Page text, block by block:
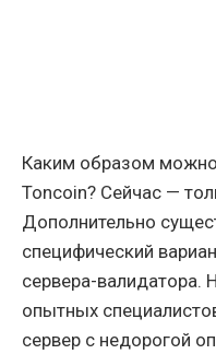
Каким образом
Toncoin? Сейчас —
Дополнительно
специфический
сервера-валидатора.
опытных
сервер с недорогой